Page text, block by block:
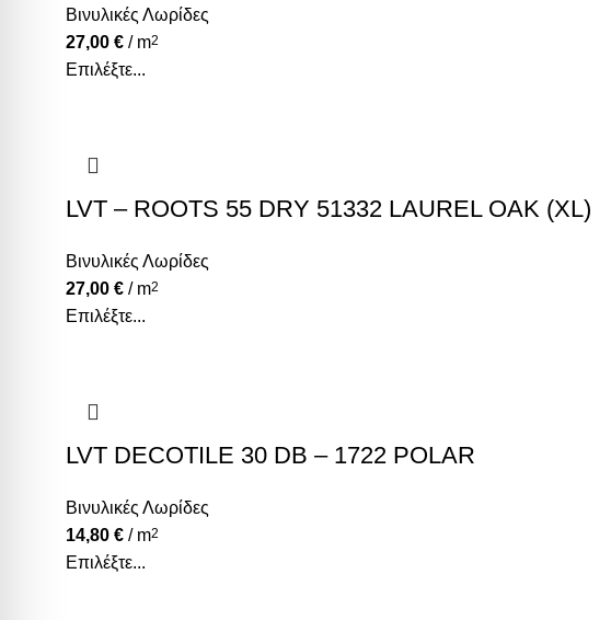
Βινυλικές Λωρίδες
27,00 € / m2
Επιλέξτε...
LVT – ROOTS 55 DRY 51332 LAUREL OAK (XL)
Βινυλικές Λωρίδες
27,00 € / m2
Επιλέξτε...
LVT DECOTILE 30 DB – 1722 POLAR
Βινυλικές Λωρίδες
14,80 € / m2
Επιλέξτε...